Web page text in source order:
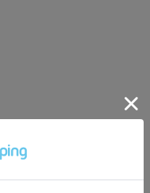
すが、若干の誤差が生じる